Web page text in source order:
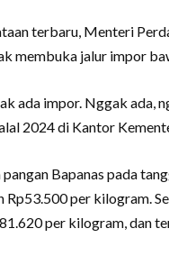
terbaru, Menteri
membuka jalur impor
ada impor. Nggak ada,
2024 di Kantor
Bapanas pada
Rp53.500 per kilogram.
per kilogram, dan